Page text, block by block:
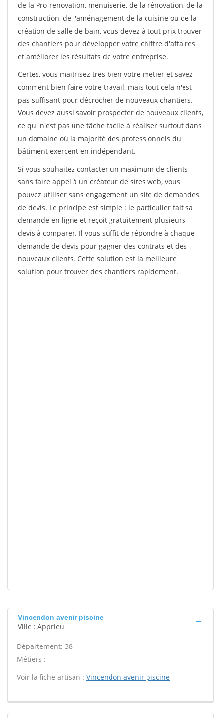
de la Pro-renovation, menuiserie, de la rénovation, de la
construction, de l'aménagement de la cuisine ou de la
création de salle de bain, vous devez à tout prix trouver
des chantiers pour développer votre chiffre d'affaires
et améliorer les résultats de votre entreprise.
Certes, vous maîtrisez très bien votre métier et savez
comment bien faire votre travail, mais tout cela n'est
pas suffisant pour décrocher de nouveaux chantiers.
Vous devez aussi savoir prospecter de nouveaux clients,
ce qui n'est pas une tâche facile à réaliser surtout dans
un domaine où la majorité des professionnels du
bâtiment exercent en indépendant.
Si vous souhaitez contacter un maximum de clients
sans faire appel à un créateur de sites web, vous
pouvez utiliser sans engagement un site de demandes
de devis. Le principe est simple : le particulier fait sa
demande en ligne et reçoit gratuitement plusieurs
devis à comparer. Il vous suffit de répondre à chaque
demande de devis pour gagner des contrats et des
nouveaux clients. Cette solution est la meilleure
solution pour trouver des chantiers rapidement.
Vincendon avenir piscine
Ville : Apprieu
Département: 38
Métiers :
Voir la fiche artisan : Vincendon avenir piscine